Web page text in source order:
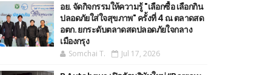
อย. จัดกิจกรรมให้ความรู้ "เลือกซื้อ เลือกกิน
ปลอดภัยใส่ใจสุขภาพ" ครั้งที่ 4 ณ ตลาดสด
อตก. ยกระดับตลาดสดปลอดภัยใจกลาง
เมืองกรุง
Somchai T. Jul 17, 2026